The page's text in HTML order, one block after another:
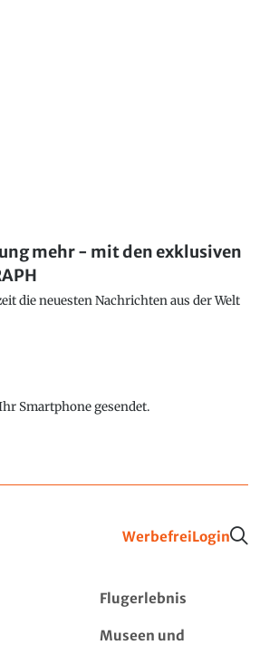
mehr - mit den exklusiven
die neuesten Nachrichten aus der Welt
Smartphone gesendet.
WerbefreiLogin
Flugerlebnis
Museen und